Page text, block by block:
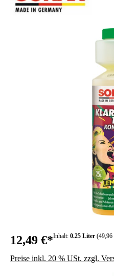
12,49 €*Inhalt: 0.25 Liter
Preise inkl. 20 % USt. zzgl.